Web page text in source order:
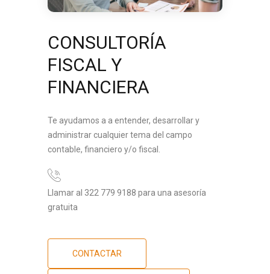
CONSULTORÍA
FISCAL Y
FINANCIERA
Te ayudamos a a entender, desarrollar y
administrar cualquier tema del campo
contable, financiero y/o fiscal.
Llamar al 322 779 9188 para una asesoría
gratuita
CONTACTAR